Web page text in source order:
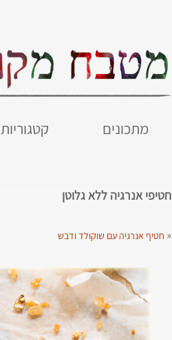
מתכונים קטגוריות
חטיפי אנרגיה ללא גלוטן
« חטיף אנרגיה עם שוקולד ודבש